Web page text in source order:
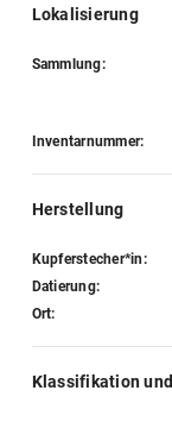
Lokalisierung
Sammlung:
Inventarnummer:
Herstellung
Kupferstecher*in:
Datierung:
Ort:
Klassifikation